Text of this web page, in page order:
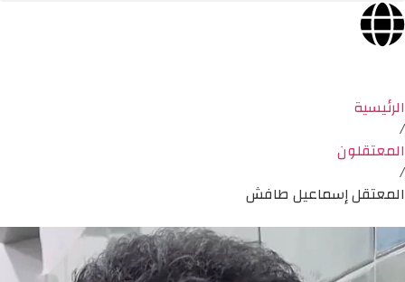
الرئيسية
/
المعتقلون
/
المعتقل إسماعيل طافش